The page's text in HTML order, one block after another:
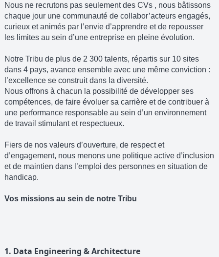
Nous ne recrutons pas seulement des CVs , nous bâtissons
chaque jour une communauté de collabor’acteurs engagés,
curieux et animés par l’envie d’apprendre et de repousser
les limites au sein d’une entreprise en pleine évolution.
Notre Tribu de plus de 2 300 talents, répartis sur 10 sites
dans 4 pays, avance ensemble avec une même conviction :
l’excellence se construit dans la diversité.
Nous offrons à chacun la possibilité de développer ses
compétences, de faire évoluer sa carrière et de contribuer à
une performance responsable au sein d’un environnement
de travail stimulant et respectueux.
Fiers de nos valeurs d’ouverture, de respect et
d’engagement, nous menons une politique active d’inclusion
et de maintien dans l’emploi des personnes en situation de
handicap.
Vos missions au sein de notre Tribu
1. Data Engineering & Architecture